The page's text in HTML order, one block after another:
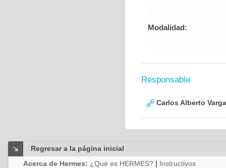
Modalidad:
Responsable
Carlos Alberto
Regresar a la página inicial
Acerca de Hermes: ¿Qué es HERMES? | Instructivos